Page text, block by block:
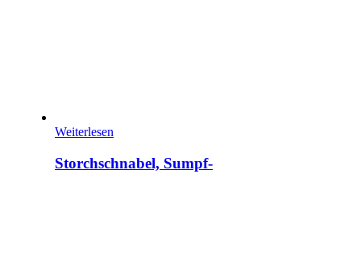
Weiterlesen
Storchschnabel, Sumpf-